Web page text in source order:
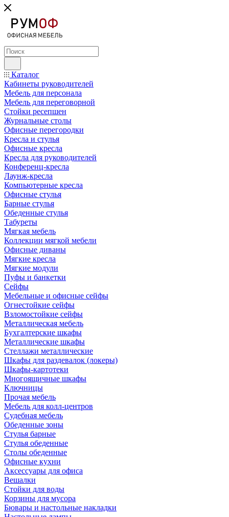
Каталог
Кабинеты руководителей
Мебель для персонала
Мебель для переговорной
Стойки ресепшен
Журнальные столы
Офисные перегородки
Кресла и стулья
Офисные кресла
Кресла для руководителей
Конференц-кресла
Лаунж-кресла
Компьютерные кресла
Офисные стулья
Барные стулья
Обеденные стулья
Табуреты
Мягкая мебель
Коллекции мягкой мебели
Офисные диваны
Мягкие кресла
Мягкие модули
Пуфы и банкетки
Сейфы
Мебельные и офисные сейфы
Огнестойкие сейфы
Взломостойкие сейфы
Металлическая мебель
Бухгалтерские шкафы
Металлические шкафы
Стеллажи металлические
Шкафы для раздевалок (локеры)
Шкафы-картотеки
Многоящичные шкафы
Ключницы
Прочая мебель
Мебель для колл-центров
Судебная мебель
Обеденные зоны
Стулья барные
Стулья обеденные
Столы обеденные
Офисные кухни
Аксессуары для офиса
Вешалки
Стойки для воды
Корзины для мусора
Бювары и настольные накладки